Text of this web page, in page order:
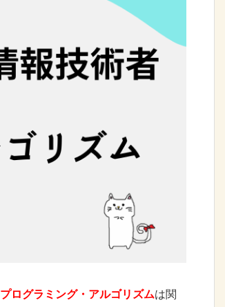
プログラミング・アルゴリズムは関